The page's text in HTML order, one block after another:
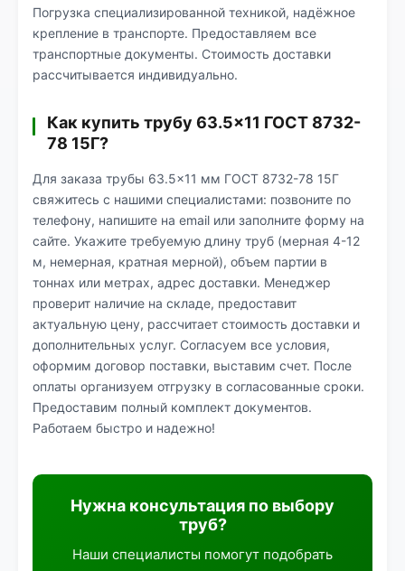
Погрузка специализированной техникой, надёжное
крепление в транспорте. Предоставляем все
транспортные документы. Стоимость доставки
рассчитывается индивидуально.
Как купить трубу 63.5×11 ГОСТ 8732-
78 15Г?
Для заказа трубы 63.5×11 мм ГОСТ 8732-78 15Г
свяжитесь с нашими специалистами: позвоните по
телефону, напишите на email или заполните форму на
сайте. Укажите требуемую длину труб (мерная 4-12
м, немерная, кратная мерной), объем партии в
тоннах или метрах, адрес доставки. Менеджер
проверит наличие на складе, предоставит
актуальную цену, рассчитает стоимость доставки и
дополнительных услуг. Согласуем все условия,
оформим договор поставки, выставим счет. После
оплаты организуем отгрузку в согласованные сроки.
Предоставим полный комплект документов.
Работаем быстро и надежно!
Нужна консультация по выбору
труб?
Наши специалисты помогут подобрать